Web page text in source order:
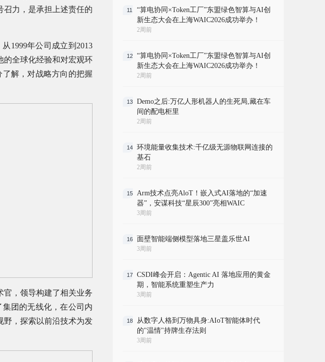
召力，是承担上述责任的
1999年公司成立到2013
的全球化经验和对宏观环
解，对战略方向的把握
官，领导构建了相关业务
团的无线化，在公司内
野，探索以前沿技术为发
11
“算电协同×Token工厂”东盟绿色智算与AI创
新生态大会在上海WAIC2026成功举办！
2周前
12
“算电协同×Token工厂”东盟绿色智算与AI创
新生态大会在上海WAIC2026成功举办！
2周前
13
Demo之后:万亿人形机器人的生死局,藏在车
间的配电柜里
2周前
14
环境能量收集技术:千亿级无源物联网连接的
基石
2周前
15
Arm技术点亮AloT！嵌入式AI落地的“加速
器”，安谋科技“星辰300”亮相WAIC
3周前
16 面壁智能端侧模型落地三星盖乐世AI
3周前
17
CSDI峰会开启：Agentic AI 落地应用的黄金
期，智能系统重塑生产力
3周前
18
从数字人格到万物具身:AIoT智能体时代
的"温情"持牌生存法则
3周前